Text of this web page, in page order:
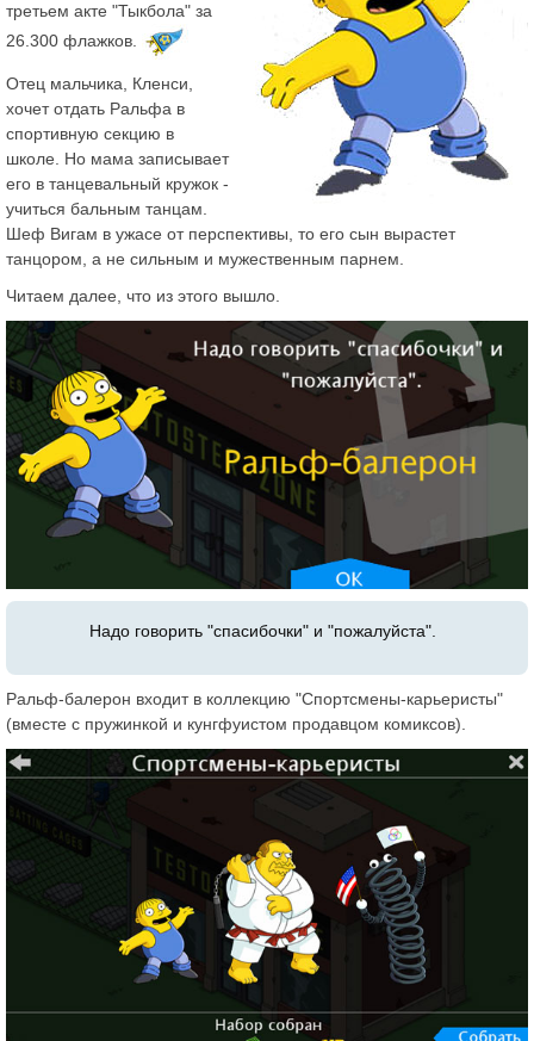
третьем акте "Тыкбола" за
26.300 флажков.
Отец мальчика, Кленси,
хочет отдать Ральфа в
спортивную секцию в
школе. Но мама записывает
его в танцевальный кружок -
учиться бальным танцам.
Шеф Вигам в ужасе от перспективы, то его сын вырастет
танцором, а не сильным и мужественным парнем.
Читаем далее, что из этого вышло.
Надо говорить "спасибочки" и "пожалуйста".
Ральф-балерон входит в коллекцию "Спортсмены-карьеристы"
(вместе с пружинкой и кунгфуистом продавцом комиксов).